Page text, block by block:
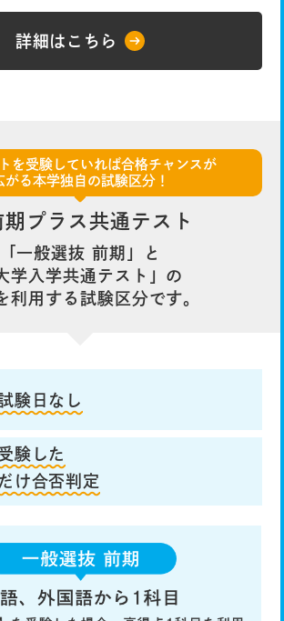
詳細はこちら
を受験していれば合格チャンスが
がる本学独自の試験区分！
期プラス共通テスト
「一般選抜 前期」と
学入学共通テスト」の
利用する試験区分です。
験日なし
験した
け合否判定